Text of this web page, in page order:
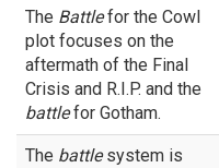
The Battlefor the Cowl
plot focuses on the
aftermath of the Final
Crisis and R.I.P. and the
battlefor Gotham.
The battlesystem is